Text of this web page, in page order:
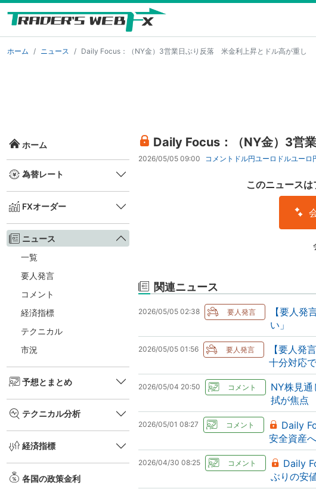
ホーム ニュース Daily Focus：（NY金）3営業日ぶり反落 米金利上昇とドル高が重し
ホーム
為替レート
FXオーダー
ニュース
一覧
要人発言
コメント
経済指標
テクニカル
市況
予想とまとめ
テクニカル分析
経済指標
各国の政策金利
Daily Focus：（NY金）3営
2026/05/05 09:00 コメント ドル円ユーロドルユーロ
このニュースは
関連ニュース
2026/05/05 02:38
【要人
い」
2026/05/05 01:56
【要人発
十分対応
2026/05/04 20:50
NY株見
拭が焦点
2026/05/01 08:27
Daily
安全資産
2026/04/30 08:25
Daily
ぶりの安